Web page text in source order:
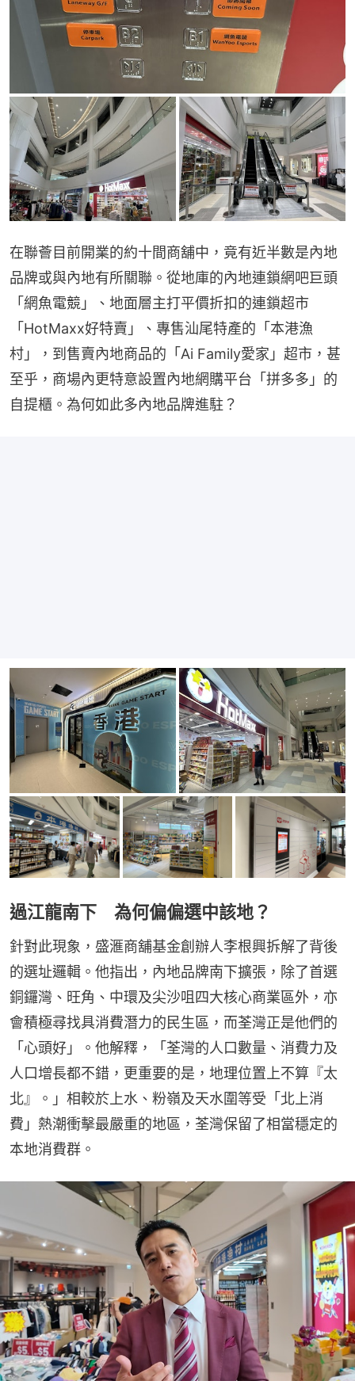
在聯薈目前開業的約十間商舖中，竟有近半數是內地
品牌或與內地有所關聯。從地庫的內地連鎖網吧巨頭
「網魚電競」、地面層主打平價折扣的連鎖超市
「HotMaxx好特賣」、專售汕尾特產的「本港漁
村」，到售賣內地商品的「Ai Family愛家」超市，甚
至乎，商場內更特意設置內地網購平台「拼多多」的
自提櫃。為何如此多內地品牌進駐？
過江龍南下 為何偏偏選中該地？
針對此現象，盛滙商舖基金創辦人李根興拆解了背後
的選址邏輯。他指出，內地品牌南下擴張，除了首選
銅鑼灣、旺角、中環及尖沙咀四大核心商業區外，亦
會積極尋找具消費潛力的民生區，而荃灣正是他們的
「心頭好」。他解釋，「荃灣的人口數量、消費力及
人口增長都不錯，更重要的是，地理位置上不算『太
北』。」相較於上水、粉嶺及天水圍等受「北上消
費」熱潮衝擊最嚴重的地區，荃灣保留了相當穩定的
本地消費群。